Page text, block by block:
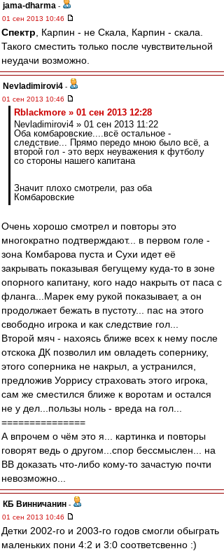
jama-dharma -
01 сен 2013 10:46
Спектр , Карпин - не Скала, Карпин - скала.
Такого сместить только после чувствительной
неудачи возможно.
Nevladimirovi4 -
01 сен 2013 10:46
Rblackmore » 01 сен 2013 12:28
Nevladimirovi4 » 01 сен 2013 11:22
Оба комбаровские....всё остальное -
следствие... Прямо передо мною было всё, а
второй гол - это верх неуважения к футболу
со стороны нашего капитана
Значит плохо смотрели, раз оба
Комбаровские
Очень хорошо смотрел и повторы это
многократно подтверждают... в первом голе -
зона Комбарова пуста и Сухи идет её
закрывать показывая бегущему куда-то в зоне
опорного капитану, кого надо накрыть от паса с
фланга...Марек ему рукой показывает, а он
продолжает бежать в пустоту... пас на этого
свободно игрока и как следствие гол...
Второй мяч - нахоясь ближе всех к нему после
отскока ДК позволил им овладеть сопернику,
этого соперника не накрыл, а устранился,
предложив Уоррису страховать этого игрока,
сам же сместился ближе к воротам и остался
не у дел...пользы ноль - вреда на гол...
===============
А впрочем о чём это я... картинка и повторы
говорят ведь о другом...спор бессмыслен... на
ВВ доказать что-либо кому-то зачастую почти
невозможно...
КБ Винничанин -
01 сен 2013 10:46
Детки 2002-го и 2003-го годов смогли обыграть
маленьких пони 4:2 и 3:0 соответсвенно :)